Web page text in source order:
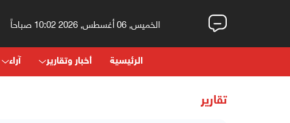
الخميس, 06 أغسطس, 2026 10:02 صباحاً
الرئيسية أخبار وتقارير آراء
تقارير